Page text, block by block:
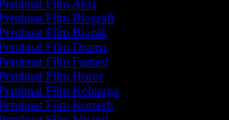
Film Aksi
Film Biografi
Film Biopik
Film Drama
Film Fantasi
Film Horor
Film Keluarga
Film Komedi